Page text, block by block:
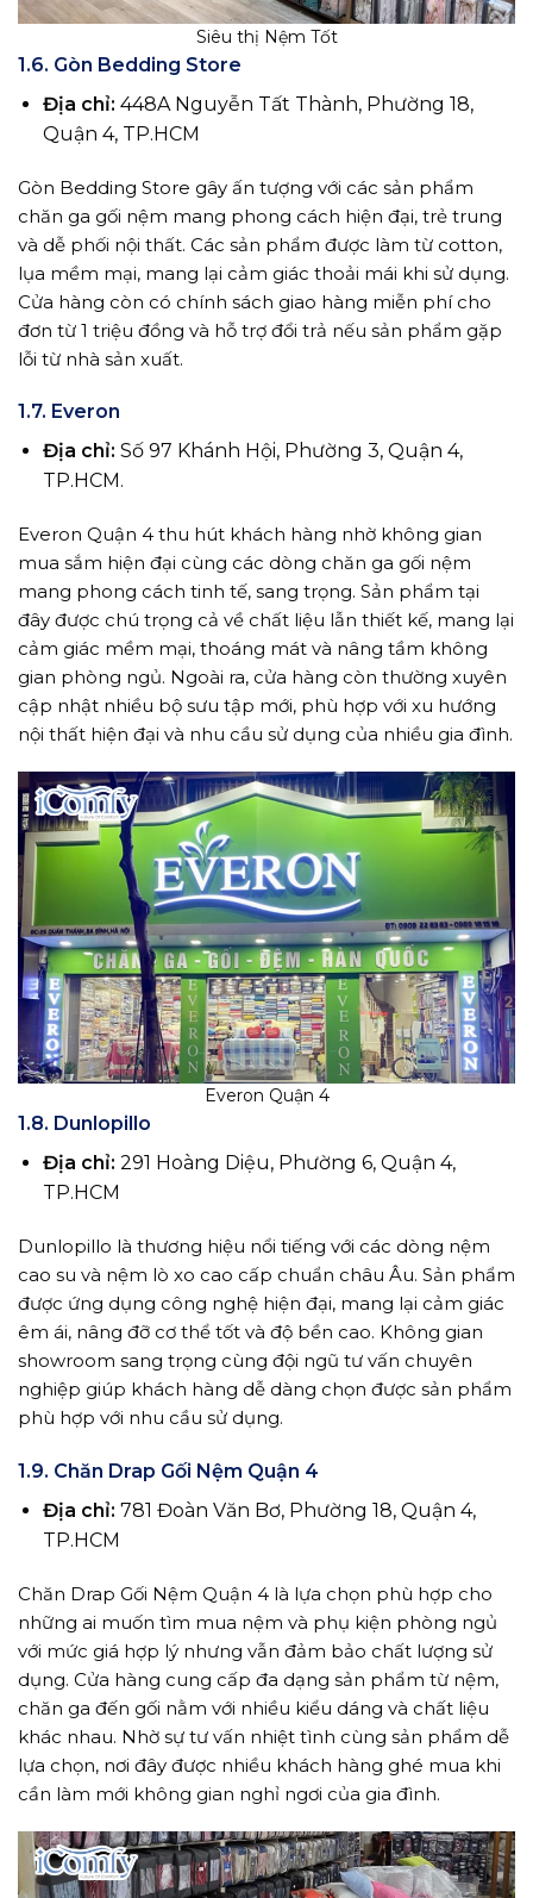
Siêu thị Nệm Tốt
1.6. Gòn Bedding Store
Địa chỉ: 448A Nguyễn Tất Thành, Phường 18,
Quận 4, TP.HCM
Gòn Bedding Store gây ấn tượng với các sản phẩm
chăn ga gối nệm mang phong cách hiện đại, trẻ trung
và dễ phối nội thất. Các sản phẩm được làm từ cotton,
lụa mềm mại, mang lại cảm giác thoải mái khi sử dụng.
Cửa hàng còn có chính sách giao hàng miễn phí cho
đơn từ 1 triệu đồng và hỗ trợ đổi trả nếu sản phẩm gặp
lỗi từ nhà sản xuất.
1.7. Everon
Địa chỉ: Số 97 Khánh Hội, Phường 3, Quận 4,
TP.HCM.
Everon Quận 4 thu hút khách hàng nhờ không gian
mua sắm hiện đại cùng các dòng chăn ga gối nệm
mang phong cách tinh tế, sang trọng. Sản phẩm tại
đây được chú trọng cả về chất liệu lẫn thiết kế, mang lại
cảm giác mềm mại, thoáng mát và nâng tầm không
gian phòng ngủ. Ngoài ra, cửa hàng còn thường xuyên
cập nhật nhiều bộ sưu tập mới, phù hợp với xu hướng
nội thất hiện đại và nhu cầu sử dụng của nhiều gia đình.
Everon Quận 4
1.8. Dunlopillo
Địa chỉ: 291 Hoàng Diệu, Phường 6, Quận 4,
TP.HCM
Dunlopillo là thương hiệu nổi tiếng với các dòng nệm
cao su và nệm lò xo cao cấp chuẩn châu Âu. Sản phẩm
được ứng dụng công nghệ hiện đại, mang lại cảm giác
êm ái, nâng đỡ cơ thể tốt và độ bền cao. Không gian
showroom sang trọng cùng đội ngũ tư vấn chuyên
nghiệp giúp khách hàng dễ dàng chọn được sản phẩm
phù hợp với nhu cầu sử dụng.
1.9. Chăn Drap Gối Nệm Quận 4
Địa chỉ: 781 Đoàn Văn Bơ, Phường 18, Quận 4,
TP.HCM
Chăn Drap Gối Nệm Quận 4 là lựa chọn phù hợp cho
những ai muốn tìm mua nệm và phụ kiện phòng ngủ
với mức giá hợp lý nhưng vẫn đảm bảo chất lượng sử
dụng. Cửa hàng cung cấp đa dạng sản phẩm từ nệm,
chăn ga đến gối nằm với nhiều kiểu dáng và chất liệu
khác nhau. Nhờ sự tư vấn nhiệt tình cùng sản phẩm dễ
lựa chọn, nơi đây được nhiều khách hàng ghé mua khi
cần làm mới không gian nghỉ ngơi của gia đình.